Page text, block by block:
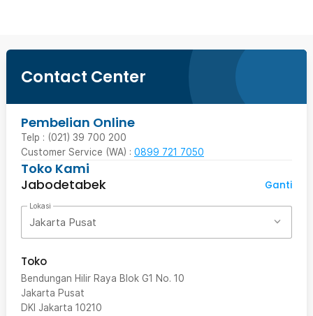
Contact Center
Pembelian Online
Telp : (021) 39 700 200
Customer Service (WA) : 0899 721 7050
Toko Kami
Jabodetabek
Ganti
Lokasi
Jakarta Pusat
Toko
Bendungan Hilir Raya Blok G1 No. 10
Jakarta Pusat
DKI Jakarta 10210